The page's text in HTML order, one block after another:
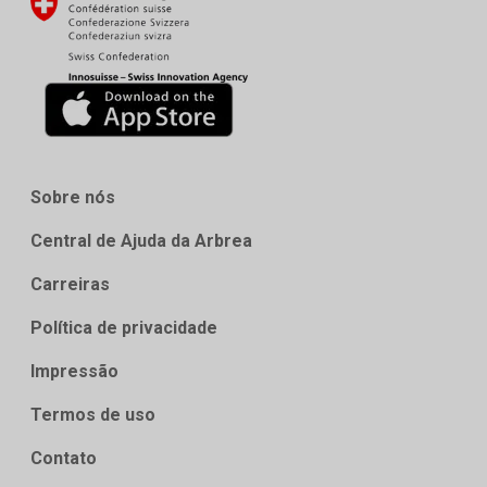
Sobre nós
Central de Ajuda da Arbrea
Carreiras
Política de privacidade
Impressão
Termos de uso
Contato